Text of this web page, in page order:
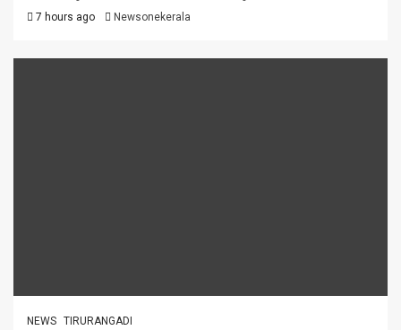
7 hours ago Newsonekerala
NEWS TIRURANGADI